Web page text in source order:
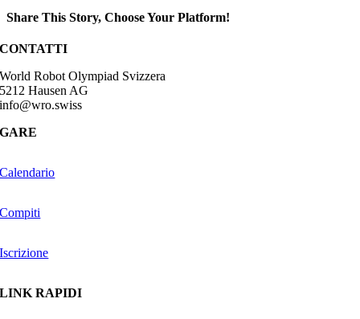
Share This Story, Choose Your Platform!
Facebook
CONTATTI
World Robot Olympiad Svizzera
5212 Hausen AG
info@wro.swiss
GARE
Calendario
Compiti
Iscrizione
LINK RAPIDI